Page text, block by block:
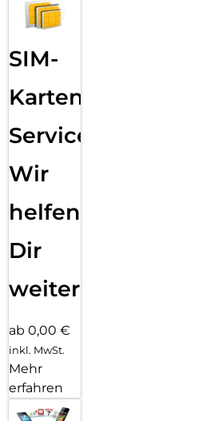
SIM-
Karten
Service:
Wir
helfen
Dir
weiter
ab 0,00 €
inkl. MwSt.
Mehr
erfahren